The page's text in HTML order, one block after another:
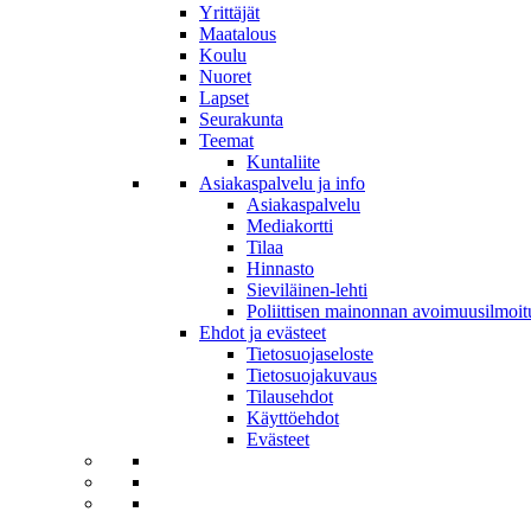
Yrittäjät
Maatalous
Koulu
Nuoret
Lapset
Seurakunta
Teemat
Kuntaliite
Asiakaspalvelu ja info
Asiakaspalvelu
Mediakortti
Tilaa
Hinnasto
Sieviläinen-lehti
Poliittisen mainonnan
Ehdot ja evästeet
Tietosuojaseloste
Tietosuojakuvaus
Tilausehdot
Käyttöehdot
Evästeet